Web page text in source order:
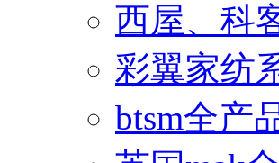
西屋、科
彩翼家纺
btsm全产